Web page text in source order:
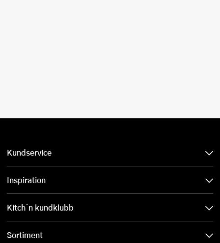
Kundservice
Inspiration
Kitch´n kundklubb
Sortiment